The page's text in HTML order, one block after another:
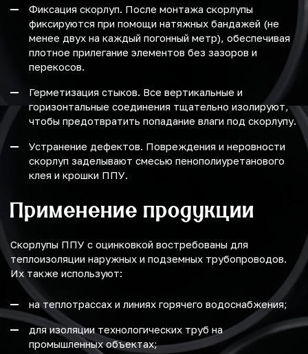
Фиксация скорлуп. После монтажа скорлупы
фиксируются при помощи натяжных бандажей (не
менее двух на каждый погонный метр), обеспечивая
плотное прилегание элементов без зазоров и
перекосов.
Герметизация стыков. Все вертикальные и
горизонтальные соединения тщательно изолируют,
чтобы предотвратить попадание влаги под скорлупу.
Устранение дефектов. Повреждения и неровности
скорлуп заделывают смесью пенополиуретанового
клея и крошки ППУ.
Применение продукции
Скорлупы ППУ с оцинковкой востребованы для
теплоизоляции наружных и подземных трубопроводов.
Их также используют:
на теплотрассах и линиях горячего водоснабжения;
для изоляции технологических труб на
промышленных объектах;